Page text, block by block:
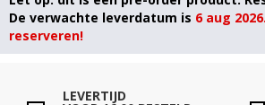
6 aug
reserveren!
LEVERTIJD